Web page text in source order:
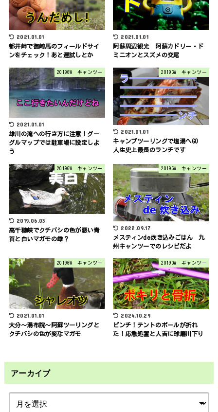
2021.01.01
都井岬で御崎馬のフィールドサイ
ンをチェック！あと運試しとか
2021.01.01
阿蘇周辺観光 阿蘇カドリー・ド
ミニオンとスズメの交尾
2019GW キャンツー
2021.01.01
雄川の滝への行き方に注意！グー
グルマップでは駐車場に設定しよ
う
2019GW キャンツー
2021.01.01
キャンプツーリングで塩湯へGO
人生史上最長のランチです
2019GW キャンツー
2019.06.03
高千穂峡でクチバシの色が悪い青
首と白いマガモの雌？
2019GW キャンツー
2022.09.17
メスティンde炊き込みごはん 九
州キャンツーでのレシピだよ
2019GW キャンツー
2021.01.01
大分～湯布院～阿蘇ツーリングと
クチバシの色が変なマガモ
2019GW キャンツー
2024.10.29
ピンチ！テントのポールが折れ
た！応急処置と人吉に球磨川下り
アーカイブ